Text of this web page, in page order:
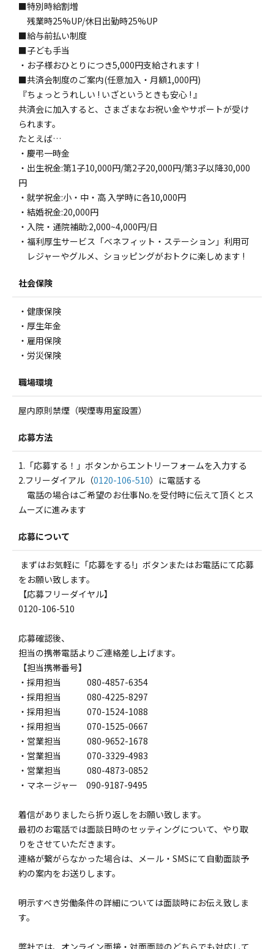
■特別時給割増
残業時25%UP/休日出勤時25%UP
■給与前払い制度
■子ども手当
・お子様おひとりにつき5,000円支給されます !
■共済会制度のご案内(任意加入・月額1,000円)
『ちょっとうれしい ! いざというときも安心 ! 』
共済会に加入すると、さまざまなお祝い金やサポートが受け
られます。
たとえば…
・慶弔一時金
・出生祝金:第1子10,000円/第2子20,000円/第3子以降30,000
円
・就学祝金:小・中・高 入学時に各10,000円
・結婚祝金:20,000円
・入院・通院補助:2,000~4,000円/日
・福利厚生サービス「ベネフィット・ステーション」利用可
レジャーやグルメ、ショッピングがおトクに楽しめます !
社会保険
・健康保険
・厚生年金
・雇用保険
・労災保険
職場環境
屋内原則禁煙（喫煙専用室設置）
応募方法
1.「応募する！」ボタンからエントリーフォームを入力する
2.フリーダイアル（0120-106-510）に電話する
電話の場合はご希望のお仕事No.を受付時に伝えて頂くとス
ムーズに進みます
応募について
まずはお気軽に「応募をする!」ボタンまたはお電話にて応募
をお願い致します。
【応募フリーダイヤル】
0120-106-510
応募確認後、
担当の携帯電話よりご連絡差し上げます。
【担当携帯番号】
・採用担当 080-4857-6354
・採用担当 080-4225-8297
・採用担当 070-1524-1088
・採用担当 070-1525-0667
・営業担当 080-9652-1678
・営業担当 070-3329-4983
・営業担当 080-4873-0852
・マネージャー 090-9187-9495
着信がありましたら折り返しをお願い致します。
最初のお電話では面談日時のセッティングについて、やり取
りをさせていただきます。
連絡が繋がらなかった場合は、メール・SMSにて自動面談予
約の案内をお送りします。
明示すべき労働条件の詳細については面談時にお伝え致しま
す。
弊社では、オンライン面接・対面面談のどちらでも対応して